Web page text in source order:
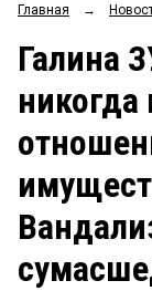
ОБЩЕСТВО
ЗАКОН
НОВОСТИ
СТИЛЬ ЖИЗНИ
Главная →
Галина
никогда